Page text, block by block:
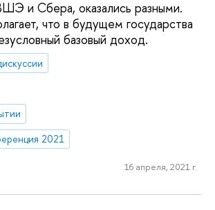
и Сбера, оказались разными.
что в будущем государства
базовый доход.
2021
16 апреля, 2021 г.